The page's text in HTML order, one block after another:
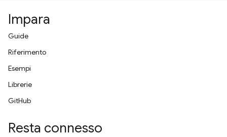
Impara
Guide
Riferimento
Esempi
Librerie
GitHub
Resta connesso